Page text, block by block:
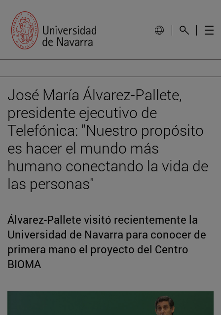
José María Álvarez-Pallete,
presidente ejecutivo de
Telefónica: "Nuestro propósito
es hacer el mundo más
humano conectando la vida de
las personas"
Álvarez-Pallete visitó recientemente la
Universidad de Navarra para conocer de
primera mano el proyecto del Centro
BIOMA